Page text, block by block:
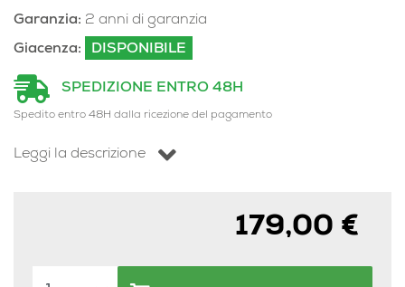
Garanzia: 2 anni di garanzia
Giacenza:
DISPONIBILE
SPEDIZIONE ENTRO 48H
Spedito entro 48H dalla ricezione del pagamento
Leggi la descrizione
179,00 €